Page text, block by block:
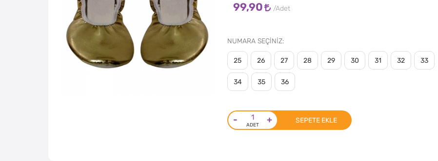
99,90
NUMARA SEÇİNİZ
25 26 27 28 29 30 31 32 33
34 35 36
- + SEPETE EKLE